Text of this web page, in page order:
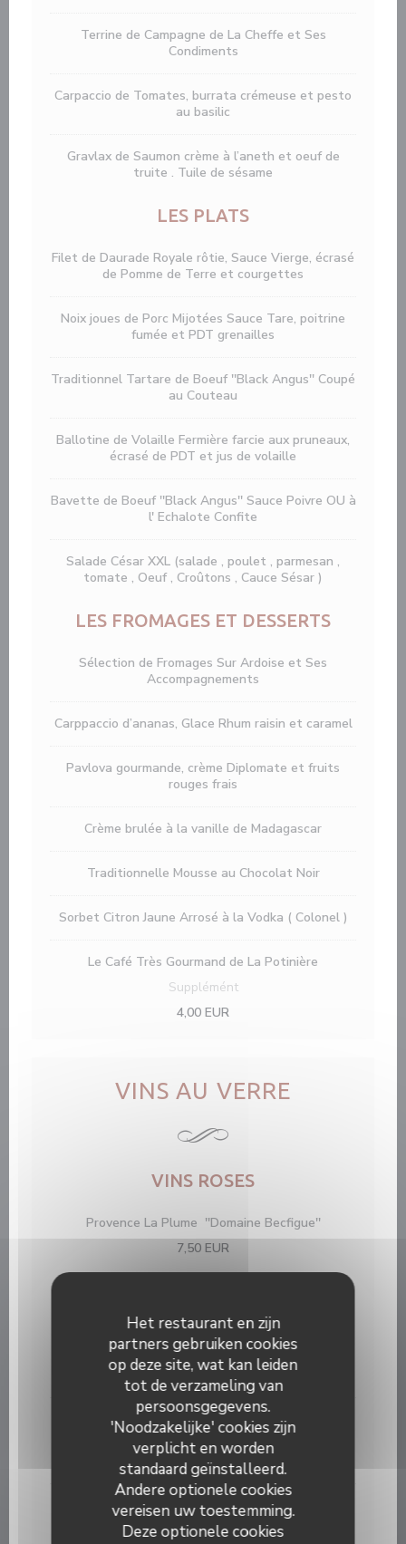
Het restaurant en zijn
partners gebruiken cookies
op deze site, wat kan leiden
tot de verzameling van
persoonsgegevens.
'Noodzakelijke' cookies zijn
verplicht en worden
standaard geïnstalleerd.
Andere optionele cookies
vereisen uw toestemming.
Deze optionele cookies
Terrine de Campagne de La Cheffe et Ses
Condiments
Carpaccio de Tomates, burrata crémeuse et pesto
au basilic
Gravlax de Saumon crème à l’aneth et oeuf de
truite . Tuile de sésame
LES PLATS
Filet de Daurade Royale rôtie, Sauce Vierge, écrasé
de Pomme de Terre et courgettes
Noix joues de Porc Mijotées Sauce Tare, poitrine
fumée et PDT grenailles
Traditionnel Tartare de Boeuf ''Black Angus'' Coupé
au Couteau
Ballotine de Volaille Fermière farcie aux pruneaux,
écrasé de PDT et jus de volaille
Bavette de Boeuf ''Black Angus'' Sauce Poivre OU à
l' Echalote Confite
Salade César XXL (salade , poulet , parmesan ,
tomate , Oeuf , Croûtons , Cauce Sésar )
LES FROMAGES ET DESSERTS
Sélection de Fromages Sur Ardoise et Ses
Accompagnements
Carppaccio d’ananas, Glace Rhum raisin et caramel
Pavlova gourmande, crème Diplomate et fruits
rouges frais
Crème brulée à la vanille de Madagascar
Traditionnelle Mousse au Chocolat Noir
Sorbet Citron Jaune Arrosé à la Vodka ( Colonel )
Le Café Très Gourmand de La Potinière
Supplémént
4,00 EUR
VINS AU VERRE
VINS ROSES
Provence La Plume ''Domaine Becfigue''
7,50 EUR
Sauvignon du Pays d'Oc ''Domaine Anne de
Joyeuse''
6,00 EUR
Chardonnay du Pays d'Oc ''Domaine Anne de
Joyeuse''
6,00 EUR
Muscat de Beaume de Venise '' Trésor du Clocher''
Vin Moëlleux